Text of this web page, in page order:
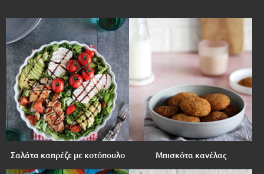
Σαλάτα καπρέζε με κοτόπουλο Μπισκότα κανέλας